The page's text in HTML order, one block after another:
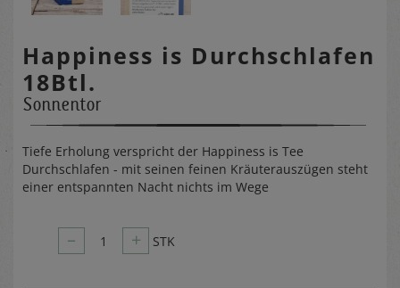
Happiness is Durchschlafen
18Btl.
Sonnentor
Tiefe Erholung verspricht der Happiness is Tee
Durchschlafen - mit seinen feinen Kräuterauszügen steht
einer entspannten Nacht nichts im Wege
– 1 + STK